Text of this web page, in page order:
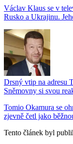
Václav Klaus se v
Rusko a Ukrajinu.
Drsný vtip na adresu
Sněmovny si svou
Tomio Okamura se
zjevně četl jako
Tento článek byl